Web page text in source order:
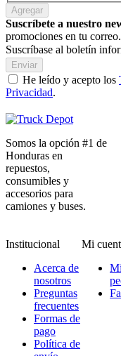
Agregar
Suscríbete a nuestro
promociones en tu correo.
Suscríbase al boletín
Enviar
He leído y acepto los
Privacidad.
Somos la opción #1 de
Honduras en
repuestos,
consumibles y
accesorios para
camiones y buses.
Institucional
Acerca de
nosotros
Preguntas
frecuentes
Formas de
pago
Política de
Mi